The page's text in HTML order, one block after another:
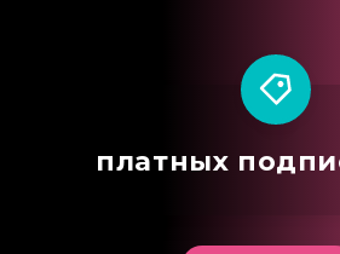
платных